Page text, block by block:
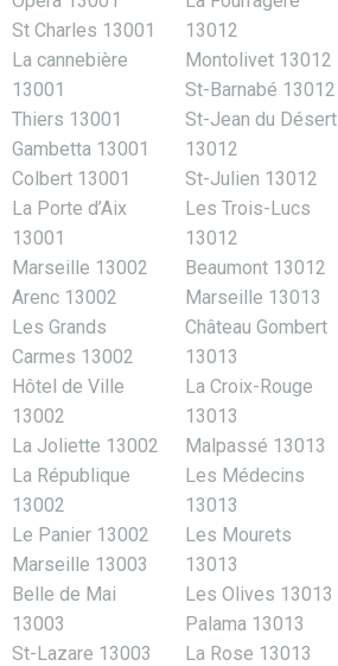
St Charles 13001
La cannebière
13001
Thiers 13001
Gambetta 13001
Colbert 13001
La Porte d’Aix
13001
Marseille 13002
Arenc 13002
Les Grands
Carmes 13002
Hôtel de Ville
13002
La Joliette 13002
La République
13002
Le Panier 13002
Marseille 13003
Belle de Mai
13003
St-Lazare 13003
13012
Montolivet 13012
St-Barnabé 13012
St-Jean du Désert
13012
St-Julien 13012
Les Trois-Lucs
13012
Beaumont 13012
Marseille 13013
Château Gombert
13013
La Croix-Rouge
13013
Malpassé 13013
Les Médecins
13013
Les Mourets
13013
Les Olives 13013
Palama 13013
La Rose 13013